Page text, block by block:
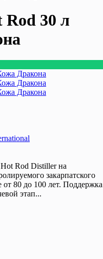
Rod 30 л
Rod Distiller на
закарпатского
от 80 до 100 лет. Поддержка
этап...